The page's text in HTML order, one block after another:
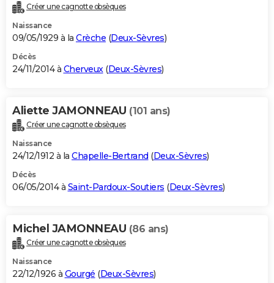
Créer une cagnotte obsèques
Naissance
09/05/1929 à la Crèche (Deux-Sèvres)
Décès
24/11/2014 à Cherveux(Deux-Sèvres)
Aliette JAMONNEAU (101 ans)
Créer une cagnotte obsèques
Naissance
24/12/1912 à la Chapelle-Bertrand (Deux-Sèvres)
Décès
06/05/2014 à Saint-Pardoux-Soutiers (Deux-Sèvres)
Michel JAMONNEAU (86 ans)
Créer une cagnotte obsèques
Naissance
22/12/1926 à Gourgé (Deux-Sèvres)